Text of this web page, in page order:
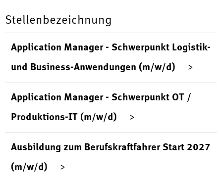
Stellenbezeichnung
Application Manager - Schwerpunkt Logistik-
und Business-Anwendungen (m/w/d)
Application Manager - Schwerpunkt OT /
Produktions-IT (m/w/d)
Ausbildung zum Berufskraftfahrer Start 2027
(m/w/d)